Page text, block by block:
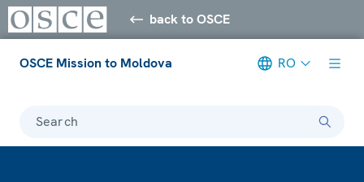
back to OSCE
OSCE Mission to Moldova RO
Search